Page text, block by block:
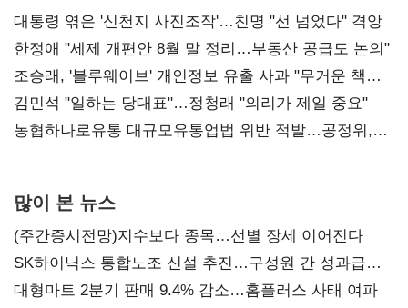
대통령 엮은 '신천지 사진조작'…친명 "선 넘었다" 격앙
한정애 "세제 개편안 8월 말 정리…부동산 공급도 논의"
조승래, '블루웨이브' 개인정보 유출 사과 "무거운 책임
통감"
김민석 "일하는 당대표"…정청래 "의리가 제일 중요"
농협하나로유통 대규모유통업법 위반 적발…공정위,
많이 본 뉴스
(주간증시전망)지수보다 종목…선별 장세 이어진다
SK하이닉스 통합노조 신설 추진…구성원 간 성과급
불만 확산
대형마트 2분기 판매 9.4% 감소…홈플러스 사태 여파